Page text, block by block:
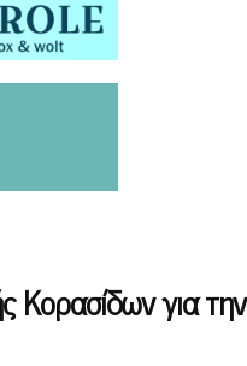
Κορασίδων για την